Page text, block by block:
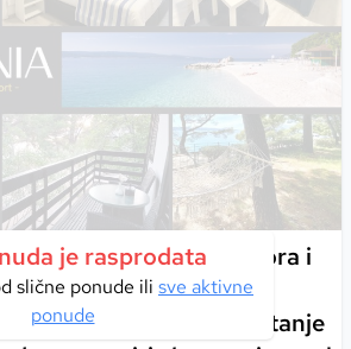
je rasprodata
slične ponude ili sve aktivne
ponude
spoju prirode, mora i
u Family Resortu
oazi stvorenoj za opuštanje